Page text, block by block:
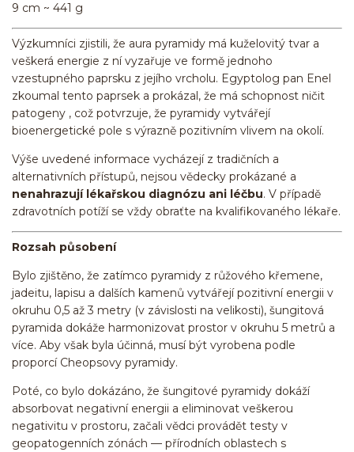
9 cm ~ 441 g
Výzkumníci zjistili, že aura pyramidy má kuželovitý tvar a
veškerá energie z ní vyzařuje ve formě jednoho
vzestupného paprsku z jejího vrcholu. Egyptolog pan Enel
zkoumal tento paprsek a prokázal, že má schopnost ničit
patogeny , což potvrzuje, že pyramidy vytvářejí
bioenergetické pole s výrazně pozitivním vlivem na okolí.
Výše uvedené informace vycházejí z tradičních a
alternativních přístupů, nejsou vědecky prokázané a
nenahrazují lékařskou diagnózu ani léčbu. V případě
zdravotních potíží se vždy obraťte na kvalifikovaného lékaře.
Rozsah působení
Bylo zjištěno, že zatímco pyramidy z růžového křemene,
jadeitu, lapisu a dalších kamenů vytvářejí pozitivní energii v
okruhu 0,5 až 3 metry (v závislosti na velikosti), šungitová
pyramida dokáže harmonizovat prostor v okruhu 5 metrů a
více. Aby však byla účinná, musí být vyrobena podle
proporcí Cheopsovy pyramidy.
Poté, co bylo dokázáno, že šungitové pyramidy dokáží
absorbovat negativní energii a eliminovat veškerou
negativitu v prostoru, začali vědci provádět testy v
geopatogenních zónách — přírodních oblastech s